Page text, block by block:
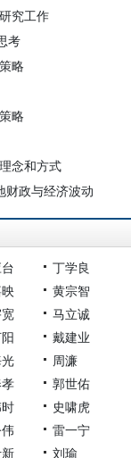
究工作
考
略
略
念和方式
财政与经济波动
丁学良
黄宗智
马立诚
戴建业
周濂
郭世佑
史啸虎
雷一宁
刘瑜